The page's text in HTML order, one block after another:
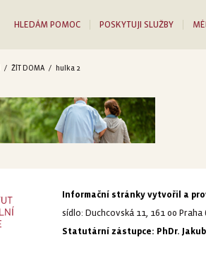
HLEDÁM POMOC POSKYTUJI SLUŽBY
/ ŽÍT DOMA / hulka 2
Informační stránky vytvořil a
sídlo: Duchcovská 11, 161 00 Praha
Statutární zástupce: PhDr.